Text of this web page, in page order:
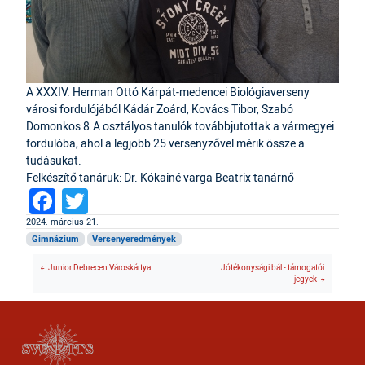
A XXXIV. Herman Ottó Kárpát-medencei Biológiaverseny
városi fordulójából Kádár Zoárd, Kovács Tibor, Szabó
Domonkos 8.A osztályos tanulók továbbjutottak a vármegyei
fordulóba, ahol a legjobb 25 versenyzővel mérik össze a
tudásukat.
Felkészítő tanáruk: Dr. Kókainé varga Beatrix tanárnő
Facebook
2024. március 21.
Gimnázium Versenyeredmények
Junior Debrecen Városkártya
Jótékonysági bál - támogatói
jegyek